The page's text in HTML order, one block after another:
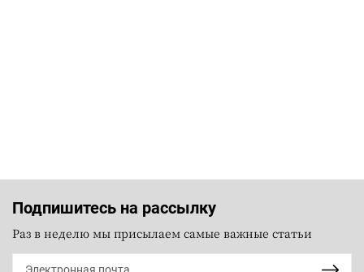
Подпишитесь на рассылку
Раз в неделю мы присылаем самые важные статьи